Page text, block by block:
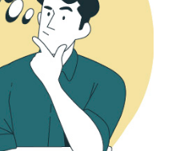
pour avancer dans
de test. Il a pour
et de faire prendre
lors d’une prise de
de décision